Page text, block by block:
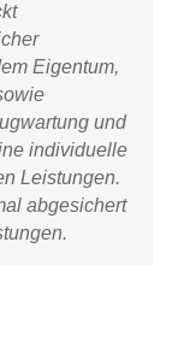
Eigentum,
und
individuelle
Leistungen.
abgesichert